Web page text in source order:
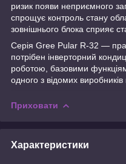
ризик появи неприємного
спрощує контроль стану
зовнішнього блока сприяє
Серія Gree Pular R-32 —
потрібен інверторний
роботою, базовими
одного з відомих виробників
Приховати
Характеристики